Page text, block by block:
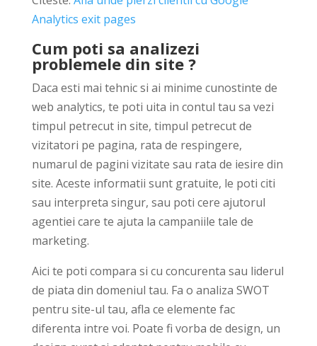
Analytics exit pages
Cum poti sa analizezi
problemele din site ?
Daca esti mai tehnic si ai minime cunostinte de
web analytics, te poti uita in contul tau sa vezi
timpul petrecut in site, timpul petrecut de
vizitatori pe pagina, rata de respingere,
numarul de pagini vizitate sau rata de iesire din
site. Aceste informatii sunt gratuite, le poti citi
sau interpreta singur, sau poti cere ajutorul
agentiei care te ajuta la campaniile tale de
marketing.
Aici te poti compara si cu concurenta sau liderul
de piata din domeniul tau. Fa o analiza SWOT
pentru site-ul tau, afla ce elemente fac
diferenta intre voi. Poate fi vorba de design, un